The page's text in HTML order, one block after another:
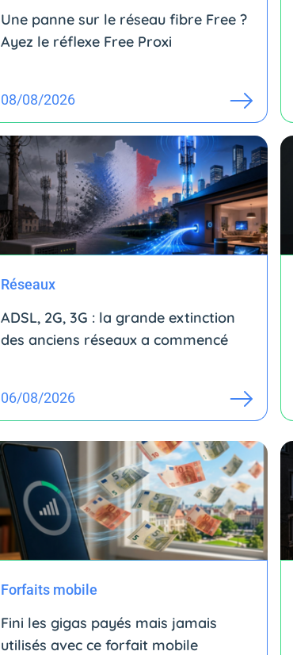
Une panne sur le réseau fibre Free ?
Ayez le réflexe Free Proxi
08/08/2026
Réseaux
ADSL, 2G, 3G : la grande extinction
des anciens réseaux a commencé
06/08/2026
Forfaits mobile
Fini les gigas payés mais jamais
utilisés avec ce forfait mobile